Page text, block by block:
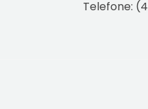
Telefone: